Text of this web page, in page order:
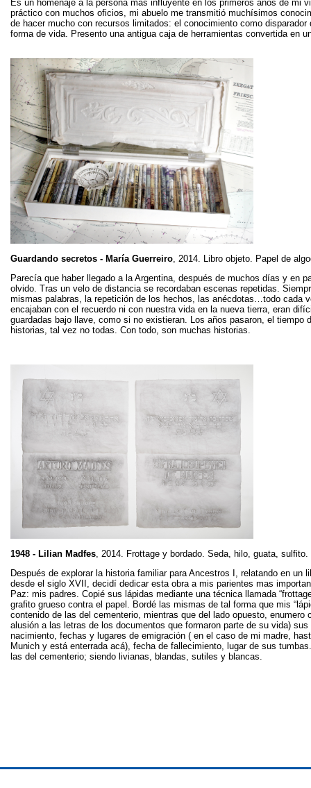
Es un homenaje a la persona más influyente en los primeros años de mi
práctico con muchos oficios, mi abuelo me transmitió muchísimos
de hacer mucho con recursos limitados: el conocimiento como
forma de vida. Presento una antigua caja de herramientas convertida en
Guardando secretos - María Guerreiro , 2014. Libro objeto. Papel de
Parecía que haber llegado a la Argentina, después de muchos días y en
olvido. Tras un velo de distancia se recordaban escenas repetidas.
mismas palabras, la repetición de los hechos, las anécdotas…todo cada
encajaban con el recuerdo ni con nuestra vida en la nueva tierra, eran
guardadas bajo llave, como si no existieran. Los años pasaron, el tiempo
historias, tal vez no todas. Con todo, son muchas historias.
1948 - Lilian Madfes , 2014. Frottage y bordado. Seda, hilo, guata, sulfito.
Después de explorar la historia familiar para Ancestros I, relatando en un
desde el siglo XVII, decidí dedicar esta obra a mis parientes mas
Paz: mis padres. Copié sus lápidas mediante una técnica llamada
grafito grueso contra el papel. Bordé las mismas de tal forma que mis
contenido de las del cementerio, mientras que del lado opuesto,
alusión a las letras de los documentos que formaron parte de su vida)
nacimiento, fechas y lugares de emigración ( en el caso de mi madre,
Munich y está enterrada acá), fecha de fallecimiento, lugar de sus
las del cementerio; siendo livianas, blandas, sutiles y blancas.